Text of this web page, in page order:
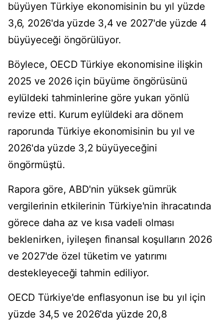
büyüyen Türkiye ekonomisinin bu yıl yüzde
3,6, 2026'da yüzde 3,4 ve 2027'de yüzde 4
büyüyeceği öngörülüyor.
Böylece, OECD Türkiye ekonomisine ilişkin
2025 ve 2026 için büyüme öngörüsünü
eylüldeki tahminlerine göre yukarı yönlü
revize etti. Kurum eylüldeki ara dönem
raporunda Türkiye ekonomisinin bu yıl ve
2026'da yüzde 3,2 büyüyeceğini
öngörmüştü.
Rapora göre, ABD'nin yüksek gümrük
vergilerinin etkilerinin Türkiye'nin ihracatında
görece daha az ve kısa vadeli olması
beklenirken, iyileşen finansal koşulların 2026
ve 2027'de özel tüketim ve yatırımı
destekleyeceği tahmin ediliyor.
OECD Türkiye'de enflasyonun ise bu yıl için
yüzde 34,5 ve 2026'da yüzde 20,8